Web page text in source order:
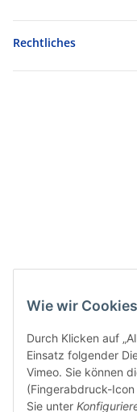
Wie wir
Durch Klicken auf
Einsatz folgender
Vimeo. Sie können
(Fingerabdruck-
Sie unter
Rechtliches